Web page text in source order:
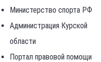
Министерство спорта РФ
Администрация Курской
области
Портал правовой помощи